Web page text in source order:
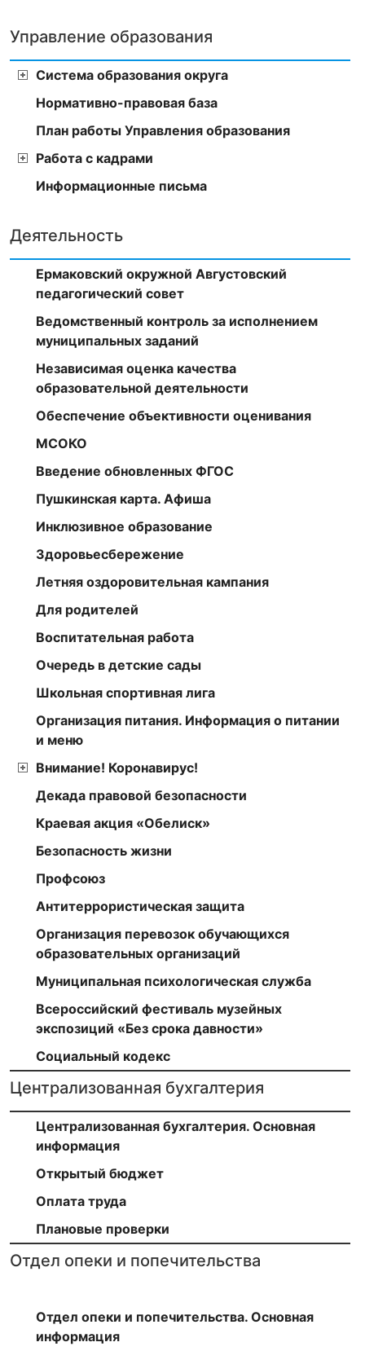
Управление образования
Система образования округа
Нормативно-правовая база
План работы Управления образования
Работа с кадрами
Информационные письма
Деятельность
Ермаковский окружной Августовский
педагогический совет
Ведомственный контроль за исполнением
муниципальных заданий
Независимая оценка качества
образовательной деятельности
Обеспечение объективности оценивания
МСОКО
Введение обновленных ФГОС
Пушкинская карта. Афиша
Инклюзивное образование
Здоровьесбережение
Летняя оздоровительная кампания
Для родителей
Воспитательная работа
Очередь в детские сады
Школьная спортивная лига
Организация питания. Информация о питании
и меню
Внимание! Коронавирус!
Декада правовой безопасности
Краевая акция «Обелиск»
Безопасность жизни
Профсоюз
Антитеррористическая защита
Организация перевозок обучающихся
образовательных организаций
Муниципальная психологическая служба
Всероссийский фестиваль музейных
экспозиций «Без срока давности»
Социальный кодекс
Централизованная бухгалтерия
Централизованная бухгалтерия. Основная
информация
Открытый бюджет
Оплата труда
Плановые проверки
Отдел опеки и попечительства
Отдел опеки и попечительства. Основная
информация